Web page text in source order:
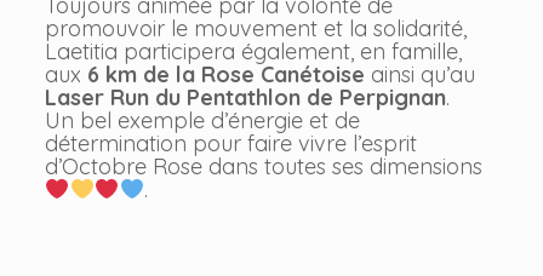
Toujours animée par la volonté de
promouvoir le mouvement et la solidarité,
Laetitia participera également, en famille,
aux 6 km de la Rose Canétoise ainsi qu’au
Laser Run du Pentathlon de Perpignan.
Un bel exemple d’énergie et de
détermination pour faire vivre l’esprit
d’Octobre Rose dans toutes ses dimensions
.